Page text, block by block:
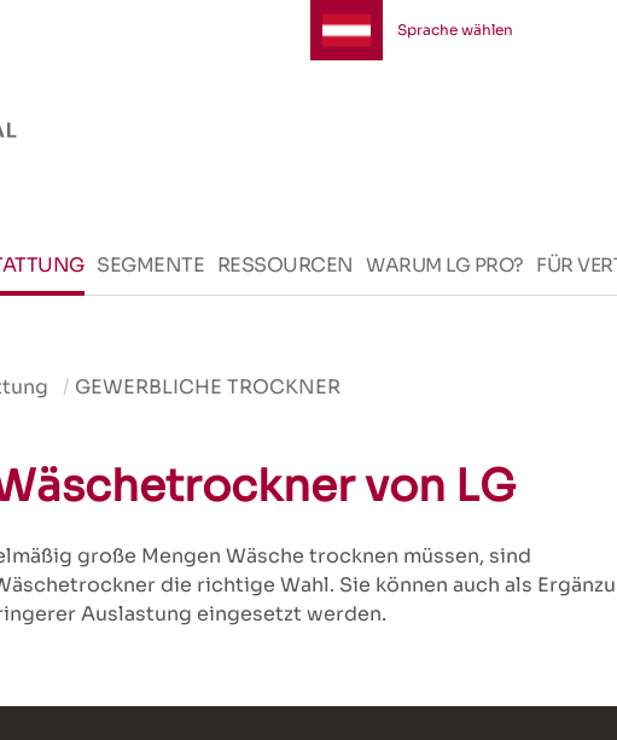
SEGMENTE RESSOURCEN WARUM LG PRO? FÜR
Sprache wählen
GEWERBLICHE TROCKNER
von LG
große Mengen Wäsche trocknen müssen, sind
die richtige Wahl. Sie können auch als
Auslastung eingesetzt werden.